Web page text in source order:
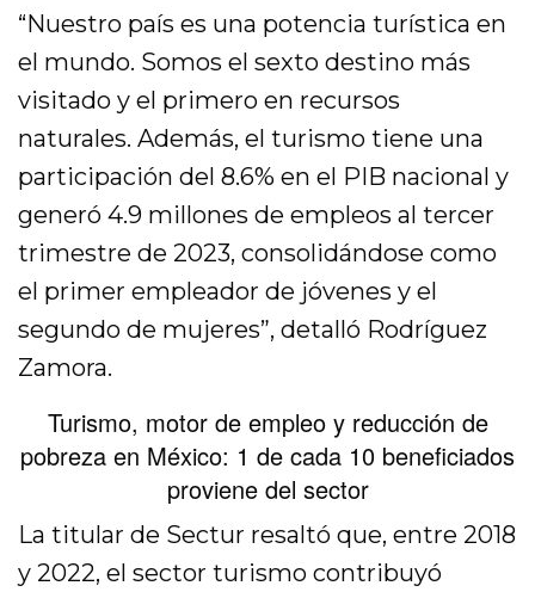
“Nuestro país es una potencia turística en
el mundo. Somos el sexto destino más
visitado y el primero en recursos
naturales. Además, el turismo tiene una
participación del 8.6% en el PIB nacional y
generó 4.9 millones de empleos al tercer
trimestre de 2023, consolidándose como
el primer empleador de jóvenes y el
segundo de mujeres”, detalló Rodríguez
Zamora.
Turismo, motor de empleo y reducción de
pobreza en México: 1 de cada 10 beneficiados
proviene del sector
La titular de Sectur resaltó que, entre 2018
y 2022, el sector turismo contribuyó